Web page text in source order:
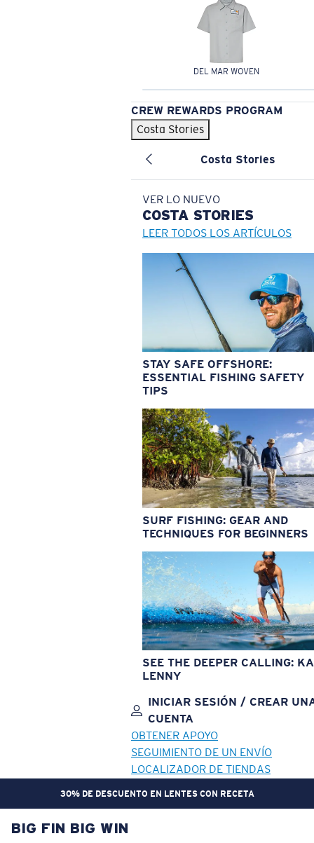
DEL MAR WOVEN
CREW REWARDS PROGRAM
Costa Stories
Costa Stories
VER LO NUEVO
COSTA STORIES
LEER TODOS LOS ARTÍCULOS
STAY SAFE OFFSHORE:
ESSENTIAL FISHING SAFETY
TIPS
SURF FISHING: GEAR AND
TECHNIQUES FOR BEGINNERS
SEE THE DEEPER CALLING:
LENNY
INICIAR SESIÓN / CREAR
CUENTA
OBTENER APOYO
SEGUIMIENTO DE UN ENVÍO
LOCALIZADOR DE TIENDAS
30% DE DESCUENTO EN LENTES CON RECETA
OBJETIVO ACTUALIZADO
BIG FIN BIG WIN